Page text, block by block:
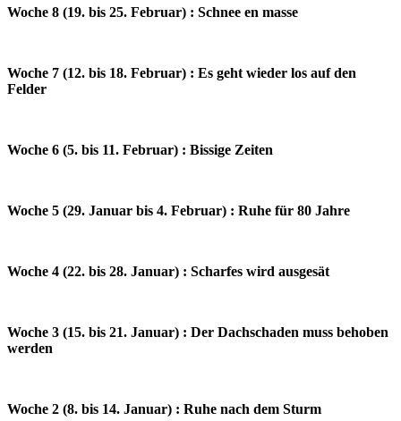
Woche 8 (19. bis 25. Februar) : Schnee en masse
Woche 7 (12. bis 18. Februar) : Es geht wieder los auf den
Felder
Woche 6 (5. bis 11. Februar) : Bissige Zeiten
Woche 5 (29. Januar bis 4. Februar) : Ruhe für 80 Jahre
Woche 4 (22. bis 28. Januar) : Scharfes wird ausgesät
Woche 3 (15. bis 21. Januar) : Der Dachschaden muss behoben
werden
Woche 2 (8. bis 14. Januar) : Ruhe nach dem Sturm